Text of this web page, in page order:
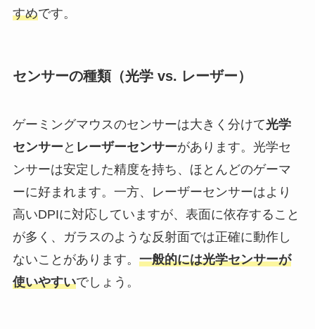
すめです。
センサーの種類（光学 vs. レーザー）
ゲーミングマウスのセンサーは大きく分けて光学
センサー と レーザーセンサーがあります。光学セ
ンサーは安定した精度を持ち、ほとんどのゲーマ
ーに好まれます。一方、レーザーセンサーはより
高いDPIに対応していますが、表面に依存すること
が多く、ガラスのような反射面では正確に動作し
ないことがあります。 一般的には光学センサーが
使いやすいでしょう。